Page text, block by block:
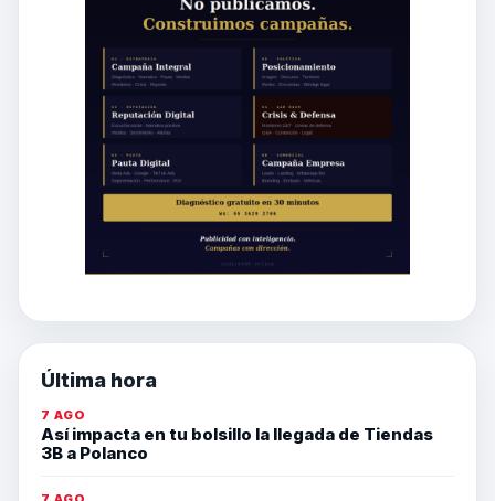
Última hora
7 AGO
Así impacta en tu bolsillo la llegada de Tiendas
3B a Polanco